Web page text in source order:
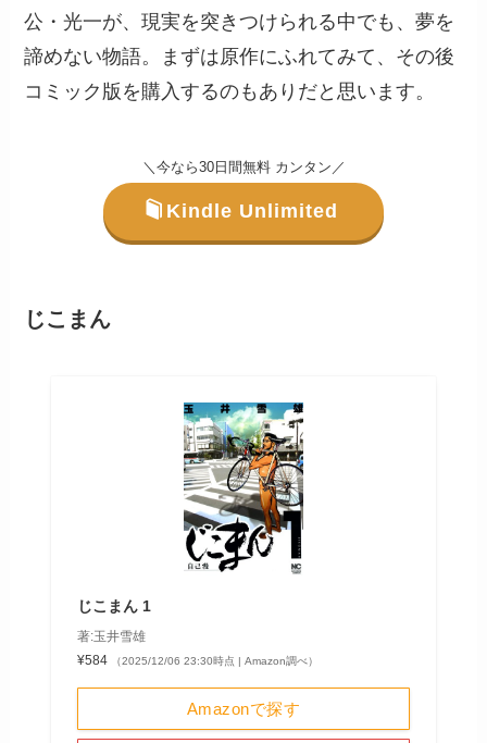
公・光一が、現実を突きつけられる中でも、夢を
諦めない物語。まずは原作にふれてみて、その後
コミック版を購入するのもありだと思います。
＼今なら30日間無料 カンタン／
Kindle Unlimited
じこまん
じこまん 1
著:玉井雪雄
¥584
（2025/12/06 23:30時点 | Amazon調べ）
Amazonで探す